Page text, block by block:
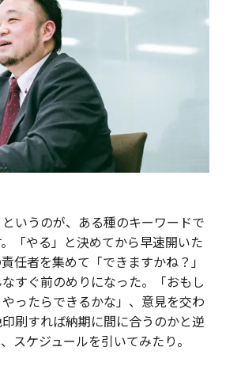
いうのが、ある種のキーワードで
「やる」と決めてから早速開いた
任者を集めて「できますかね？」
すぐ前のめりになった。「おもし
ったらできるかな」、意見を交わ
刷すれば納期に間に合うのかと逆
スケジュールを引いてみたり。